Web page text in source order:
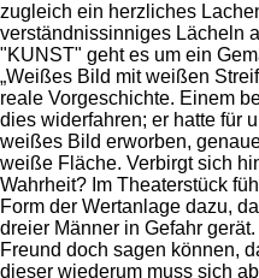
zugleich ein herzliches
verständnissinniges Lächeln
"KUNST" geht es um ein
„Weißes Bild mit weißen
reale Vorgeschichte. Einem
dies widerfahren; er hatte für
weißes Bild erworben,
weiße Fläche. Verbirgt sich
Wahrheit? Im Theaterstück
Form der Wertanlage dazu,
dreier Männer in Gefahr
Freund doch sagen können,
dieser wiederum muss sich